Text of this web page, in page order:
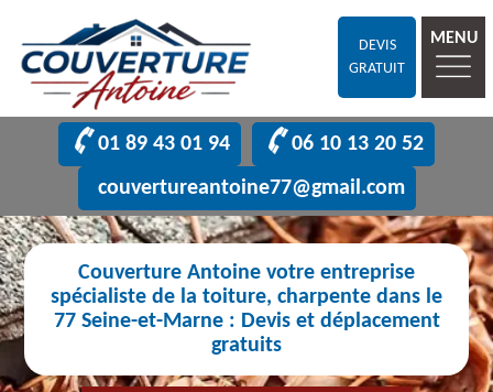
DEVIS
GRATUIT
MENU
01 89 43 01 94
06 10 13 20 52
couvertureantoine77@gmail.com
Couverture Antoine votre entreprise
spécialiste de la toiture, charpente dans le
77 Seine-et-Marne : Devis et déplacement
gratuits